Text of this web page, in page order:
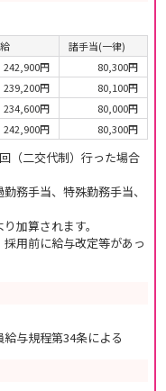
諸手当(一律)
242,900円
80,300円
239,200円
80,100円
234,600円
80,000円
242,900円 80,300円
（二交代制）行った場合
務手当、特殊勤務手当、
加算されます。
用前に給与改定等があっ
与規程第34条による